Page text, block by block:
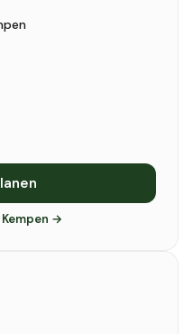
→